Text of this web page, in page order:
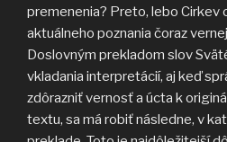
premenenia? Preto, lebo Cirkev
aktuálneho poznania čoraz
Doslovným prekladom slov
vkladania interpretácií, aj keď
zdôrazniť vernosť a úcta k
textu, sa má robiť následne, v